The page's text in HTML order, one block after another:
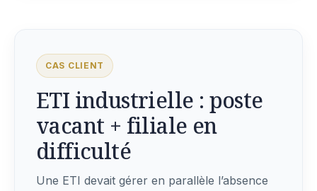
CAS CLIENT
ETI industrielle : poste
vacant + filiale en
difficulté
Une ETI devait gérer en parallèle l’absence